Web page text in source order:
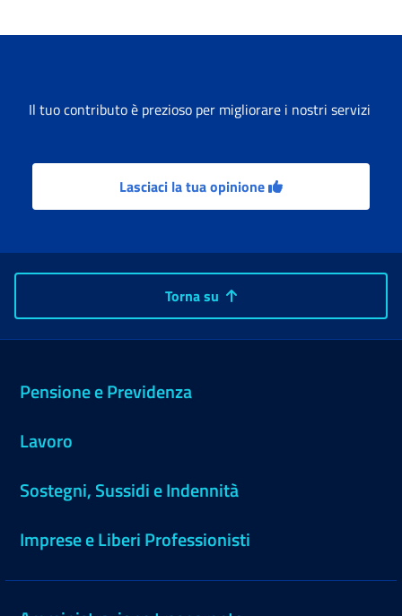
Il tuo contributo è prezioso per migliorare i nostri servizi
Lasciaci la tua opinione
Torna su
Pensione e Previdenza
Lavoro
Sostegni, Sussidi e Indennità
Imprese e Liberi Professionisti